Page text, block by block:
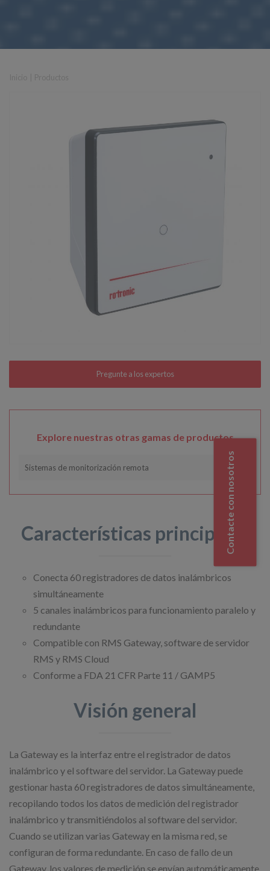
Explore nuestras otras gamas de productos
Sistemas de monitorización remota
Características principales
Conecta 60 registradores de datos inalámbricos
simultáneamente
5 canales inalámbricos para funcionamiento paralelo y
redundante
Compatible con RMS Gateway, software de servidor
RMS y RMS Cloud
Conforme a FDA 21 CFR Parte 11 / GAMP5
Visión general
La Gateway es la interfaz entre el registrador de datos
inalámbrico y el software del servidor. La Gateway puede
gestionar hasta 60 registradores de datos simultáneamente,
recopilando todos los datos de medición del registrador
inalámbrico y transmitiéndolos al software del servidor.
Cuando se utilizan varias Gateway en la misma red, se
configuran de forma redundante. En caso de fallo de un
Gateway, los valores de medición se envían automáticamente
Contacte con nosotros